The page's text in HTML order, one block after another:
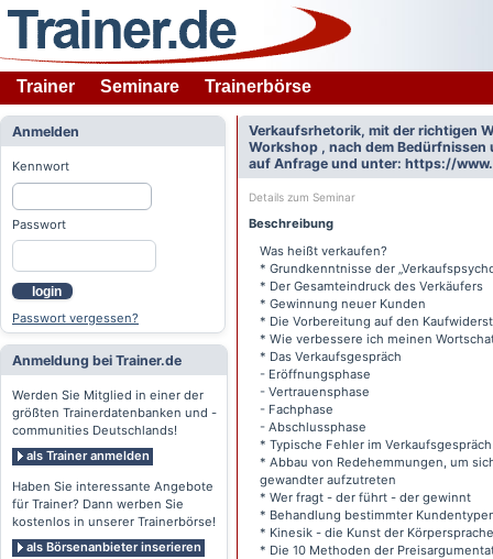
Trainer Seminare Trainerbörse
Anmelden
Kennwort
Passwort
login
Passwort vergessen?
Anmeldung bei Trainer.de
Werden Sie Mitglied in einer der
größten Trainerdatenbanken und -
communities Deutschlands!
als Trainer anmelden
Haben Sie interessante Angebote
für Trainer? Dann werben Sie
kostenlos in unserer Trainerbörse!
als Börsenanbieter inserieren
Verkaufsrhetorik, mit der richtigen
Workshop , nach dem Bedürfnissen
auf Anfrage und unter: https://
Details zum Seminar
Beschreibung
Was heißt verkaufen?
* Grundkenntnisse der
* Der Gesamteindruck des Verkäufers
* Gewinnung neuer Kunden
* Die Vorbereitung auf den
* Wie verbessere ich meinen
* Das Verkaufsgespräch
- Eröffnungsphase
- Vertrauensphase
- Fachphase
- Abschlussphase
* Typische Fehler im Verkaufsgespräch
* Abbau von Redehemmungen, um
gewandter aufzutreten
* Wer fragt - der führt - der gewinnt
* Behandlung bestimmter
* Kinesik - die Kunst der Körpersprache
* Die 10 Methoden der